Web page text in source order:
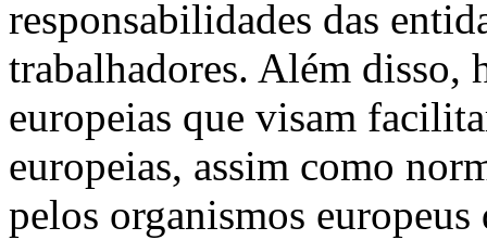
responsabilidades das
trabalhadores. Além disso,
europeias que visam
europeias, assim como
pelos organismos